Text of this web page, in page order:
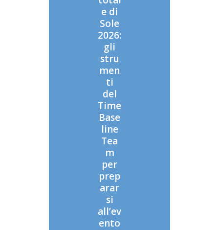
e di
Sole
2026:
gli
stru
men
ti
del
Time
Base
line
Tea
m
per
prep
arar
si
all’ev
ento